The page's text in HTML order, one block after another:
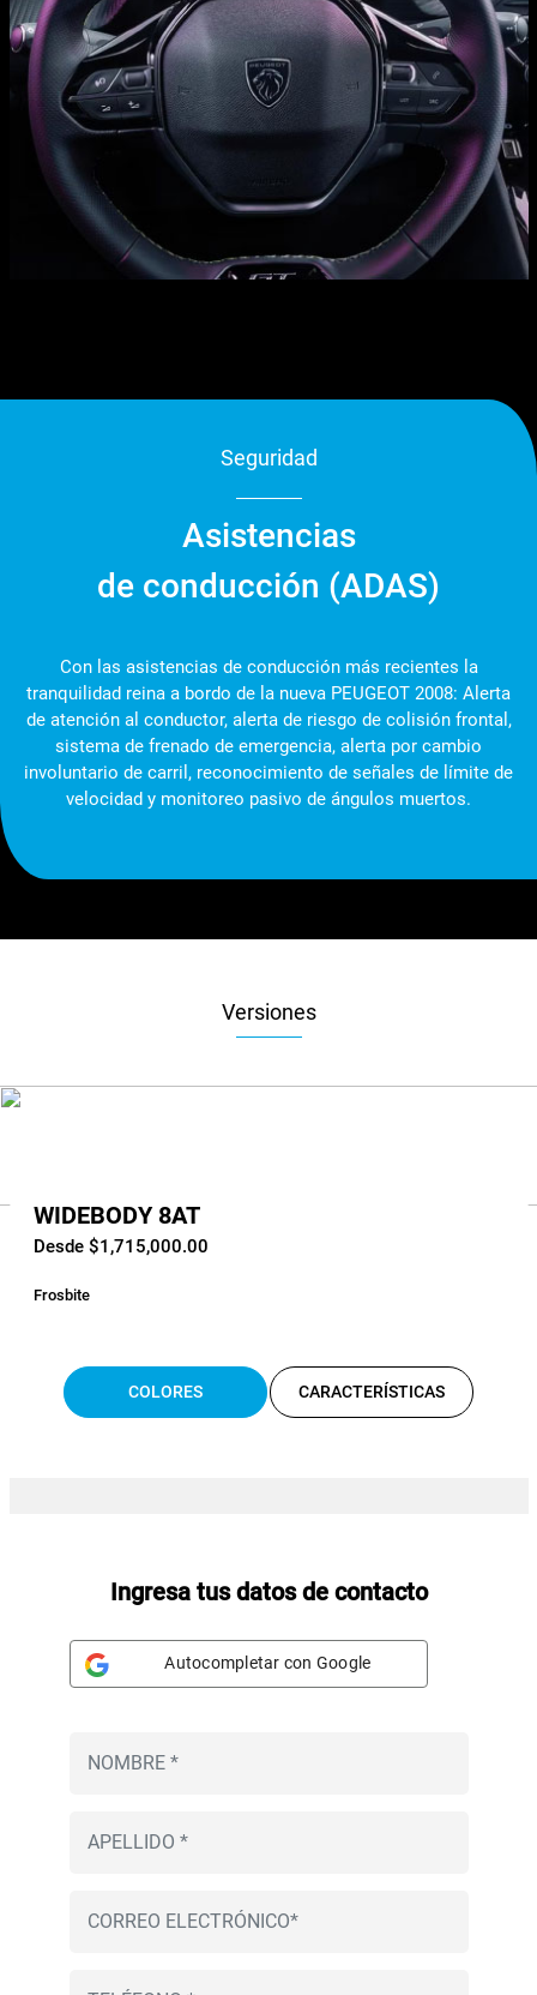
Seguridad
Asistencias
de conducción (ADAS)
Con las asistencias de conducción más recientes la
tranquilidad reina a bordo de la nueva PEUGEOT 2008: Alerta
de atención al conductor, alerta de riesgo de colisión frontal,
sistema de frenado de emergencia, alerta por cambio
involuntario de carril, reconocimiento de señales de límite de
velocidad y monitoreo pasivo de ángulos muertos.
Versiones
WIDEBODY 8AT
Desde $1,715,000.00
Frosbite
COLORES CARACTERÍSTICAS
Ingresa tus datos de contacto
Autocompletar con Google